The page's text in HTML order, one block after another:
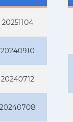
20251104
20240910
20240712
20240708